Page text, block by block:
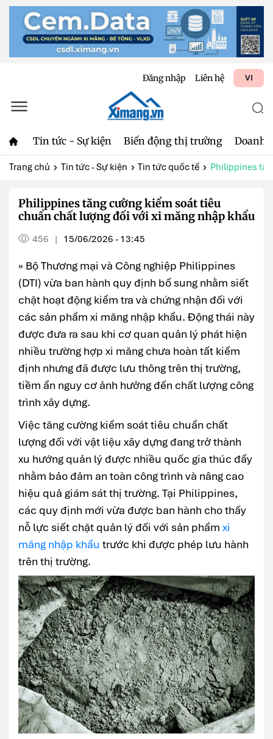
Đăng nhập Liên hệ VI
Tin tức - Sự kiện Biến động thị trường Doanh
Trang chủ Tin tức - Sự kiện Tin tức quốc tế Philippines
Philippines tăng cường kiểm soát tiêu
chuẩn chất lượng đối với xi măng nhập khẩu
456 | 15/06/2026 - 13:45
» Bộ Thương mại và Công nghiệp Philippines
(DTI) vừa ban hành quy định bổ sung nhằm siết
chặt hoạt động kiểm tra và chứng nhận đối với
các sản phẩm xi măng nhập khẩu. Động thái này
được đưa ra sau khi cơ quan quản lý phát hiện
nhiều trường hợp xi măng chưa hoàn tất kiểm
định nhưng đã được lưu thông trên thị trường,
tiềm ẩn nguy cơ ảnh hưởng đến chất lượng công
trình xây dựng.
Việc tăng cường kiểm soát tiêu chuẩn chất
lượng đối với vật liệu xây dựng đang trở thành
xu hướng quản lý được nhiều quốc gia thúc đẩy
nhằm bảo đảm an toàn công trình và nâng cao
hiệu quả giám sát thị trường. Tại Philippines,
các quy định mới vừa được ban hành cho thấy
nỗ lực siết chặt quản lý đối với sản phẩm xi
măng nhập khẩu trước khi được phép lưu hành
trên thị trường.